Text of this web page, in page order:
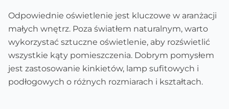
Odpowiednie oświetlenie jest kluczowe w aranżacji
małych wnętrz. Poza światłem naturalnym, warto
wykorzystać sztuczne oświetlenie, aby rozświetlić
wszystkie kąty pomieszczenia. Dobrym pomysłem
jest zastosowanie kinkietów, lamp sufitowych i
podłogowych o różnych rozmiarach i kształtach.